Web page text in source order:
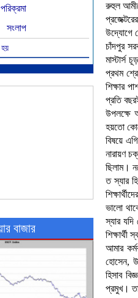
আহমেদ হোসাইন রুশদীর
পরিক্রমা
সংলাপ
হয়
বাজার
রুহুল
উদ্যোগে
চাঁদপুর
মাস্টার্স
প্রথম
শিক্ষার
প্রতি
উপলক্ষে
হয়তো
বিষয়ে
নারায়ণ
ছিলাম।
ত স্যার
ভালো
স্যার
আমার
হোসেন,
হিসাব
প্রমুখ।